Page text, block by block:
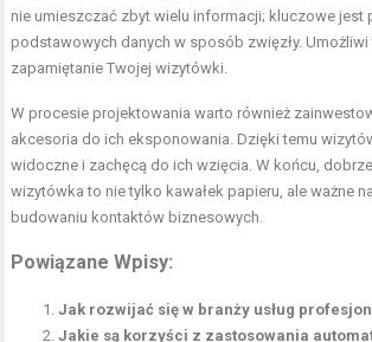
nie umieszczać zbyt wielu informacji; kluczowe jest
podstawowych danych w sposób zwięzły.
zapamiętanie Twojej wizytówki.
W procesie projektowania warto również
akcesoria do ich eksponowania. Dzięki temu
widoczne i zachęcą do ich wzięcia. W końcu,
wizytówka to nie tylko kawałek papieru, ale ważne
budowaniu kontaktów biznesowych.
Powiązane Wpisy:
Jak rozwijać się w branży usług
Jakie są korzyści z zastosowania